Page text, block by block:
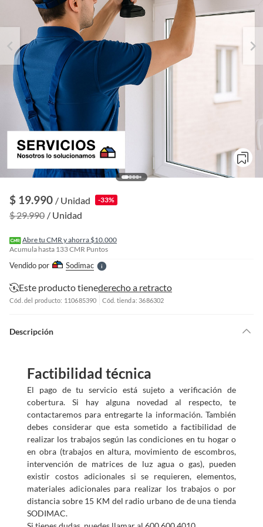
$ 19.990 / Unidad -33%
$ 29.990 / Unidad
Abre tu CMR y ahorra $10.000
Acumula hasta 133CMR Puntos
Vendido por SodimacS
l
l
Este producto tienederecho a retracto
Cód. del producto: 110685390 Cód. tienda: 3686302
Descripción
Factibilidad técnica
El pago de tu servicio está sujeto a verificación de
cobertura. Si hay alguna novedad al respecto, te
contactaremos para entregarte la información. También
debes considerar que esta sometido a factibilidad de
realizar los trabajos según las condiciones en tu hogar o
en obra (trabajos en altura, movimiento de escombros,
intervención de matrices de luz agua o gas), pueden
existir costos adicionales si se requieren, elementos,
materiales adicionales para realizar los trabajos o por
distancia sobre 15 KM del radio urbano de de una tienda
SODIMAC.